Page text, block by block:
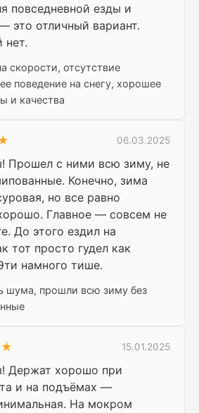
повседневной езды и
это отличный вариант.
нет.
скорости, отсутствие
поведение на снегу, хорошее
и качества
06.03.2025
Прошел с ними всю зиму, не
Конечно, зима
но все равно
Главное — совсем не
До этого ездил на
тот просто гудел как
намного тише.
шума, прошли всю зиму без
15.01.2025
Держат хорошо при
и на подъёмах —
На мокром